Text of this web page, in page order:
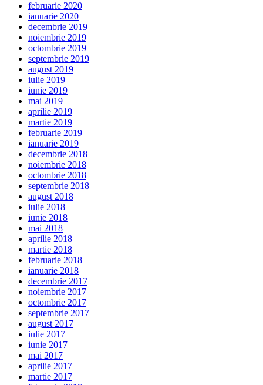
februarie 2020
ianuarie 2020
decembrie 2019
noiembrie 2019
octombrie 2019
septembrie 2019
august 2019
iulie 2019
iunie 2019
mai 2019
aprilie 2019
martie 2019
februarie 2019
ianuarie 2019
decembrie 2018
noiembrie 2018
octombrie 2018
septembrie 2018
august 2018
iulie 2018
iunie 2018
mai 2018
aprilie 2018
martie 2018
februarie 2018
ianuarie 2018
decembrie 2017
noiembrie 2017
octombrie 2017
septembrie 2017
august 2017
iulie 2017
iunie 2017
mai 2017
aprilie 2017
martie 2017